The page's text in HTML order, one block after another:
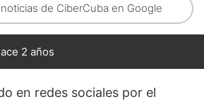
de CiberCuba en Google
2 años
en redes sociales por el